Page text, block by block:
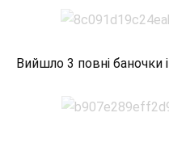
Вийшло 3 повні баночки